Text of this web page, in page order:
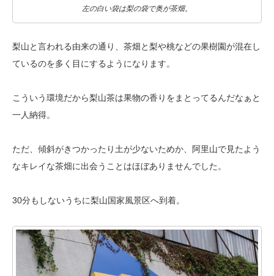
左の白い袋は梨の袋で奥が茶畑。
梨山と言われる由来の通り、茶畑と梨や桃などの果樹園が混在し
ているのを多く目にするようになります。
こういう環境だから梨山茶は果物の香りをまとってるんだなぁと
一人納得。
ただ、傾斜がきつかったり土が少ないためか、阿里山で見たよう
なキレイな茶畑に出会うことはほぼありませんでした。
30分もしないうちに梨山国家風景区へ到着。